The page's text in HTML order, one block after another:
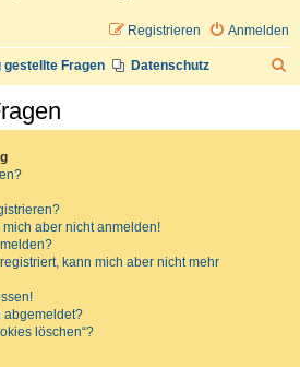
Anmelden
Registrieren
gestellte Fragen Datenschutz
aber nicht anmelden!
kann mich aber nicht mehr
abgemeldet?
löschen“?